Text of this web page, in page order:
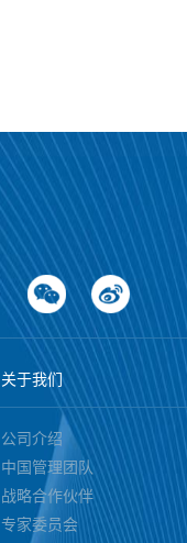
关于我们
公司介绍
中国管理团队
战略合作伙伴
专家委员会